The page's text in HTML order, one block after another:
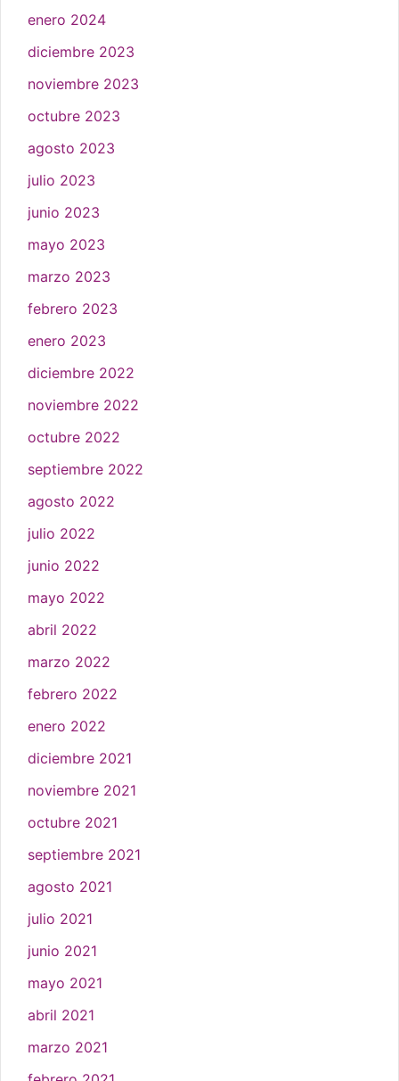
enero 2024
diciembre 2023
noviembre 2023
octubre 2023
agosto 2023
julio 2023
junio 2023
mayo 2023
marzo 2023
febrero 2023
enero 2023
diciembre 2022
noviembre 2022
octubre 2022
septiembre 2022
agosto 2022
julio 2022
junio 2022
mayo 2022
abril 2022
marzo 2022
febrero 2022
enero 2022
diciembre 2021
noviembre 2021
octubre 2021
septiembre 2021
agosto 2021
julio 2021
junio 2021
mayo 2021
abril 2021
marzo 2021